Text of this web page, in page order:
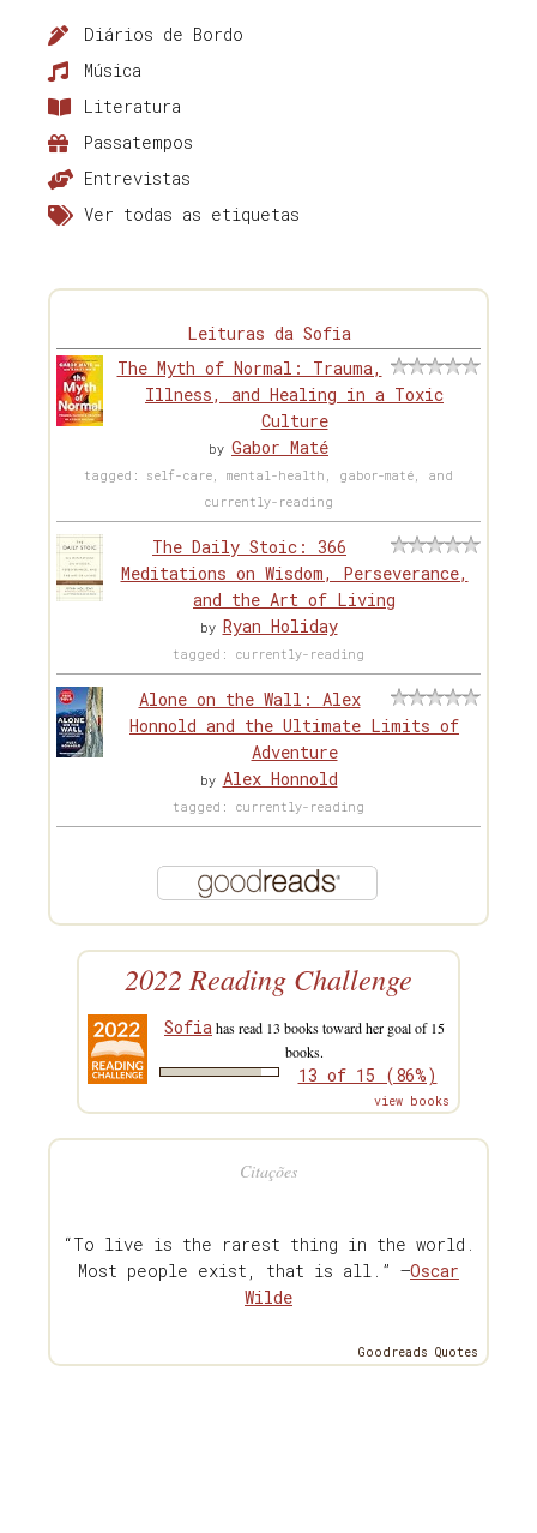
Diários de Bordo
Música
Literatura
Passatempos
Entrevistas
Ver todas as etiquetas
Leituras da Sofia
The Myth of Normal: Trauma,
Illness, and Healing in a Toxic
Culture
by Gabor Maté
tagged: self-care, mental-health, gabor-maté, and
currently-reading
The Daily Stoic: 366
Meditations on Wisdom, Perseverance,
and the Art of Living
by Ryan Holiday
tagged: currently-reading
Alone on the Wall: Alex
Honnold and the Ultimate Limits of
Adventure
by Alex Honnold
tagged: currently-reading
2022 Reading Challenge
Sofiahas read 13 books toward her goal of 15
books.
13 of 15 (86%)
view books
Citações
“To live is the rarest thing in the world.
Most people exist, that is all.” —Oscar
Wilde
Goodreads Quotes